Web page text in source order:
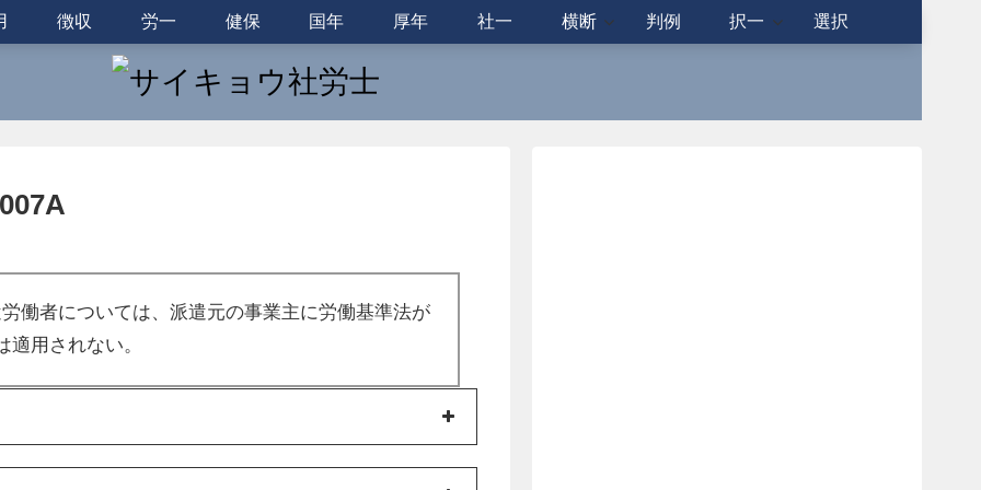
徴収 労一 健保 国年 厚年 社一 横断 判例 択一 選択
働者については、派遣元の事業主に労働基準法が
用されない。